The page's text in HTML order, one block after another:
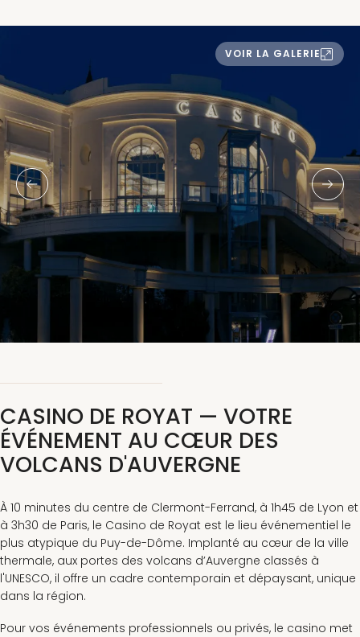
VOIR LA GALERIE
CASINO DE ROYAT — VOTRE
ÉVÉNEMENT AU CŒUR DES
VOLCANS D'AUVERGNE
À 10 minutes du centre de Clermont-Ferrand, à 1h45 de Lyon et
à 3h30 de Paris, le Casino de Royat est le lieu événementiel le
plus atypique du Puy-de-Dôme. Implanté au cœur de la ville
thermale, aux portes des volcans d’Auvergne classés à
l'UNESCO, il offre un cadre contemporain et dépaysant, unique
dans la région.
Pour vos événements professionnels ou privés, le casino met